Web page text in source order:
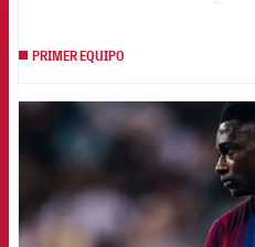
PRIMER EQUIPO